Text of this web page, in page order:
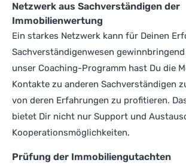
Netzwerk aus Sachverständigen der
Immobilienwertung
Ein starkes Netzwerk kann für Deinen
Sachverständigenwesen
unser Coaching-Programm hast Du die
Kontakte zu anderen Sachverständigen
von deren Erfahrungen zu profitieren.
bietet Dir nicht nur Support und
Kooperationsmöglichkeiten.
Prüfung der Immobiliengutachten